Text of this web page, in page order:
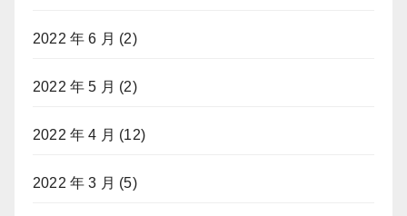
2022 年 6 月 (2)
2022 年 5 月 (2)
2022 年 4 月 (12)
2022 年 3 月 (5)